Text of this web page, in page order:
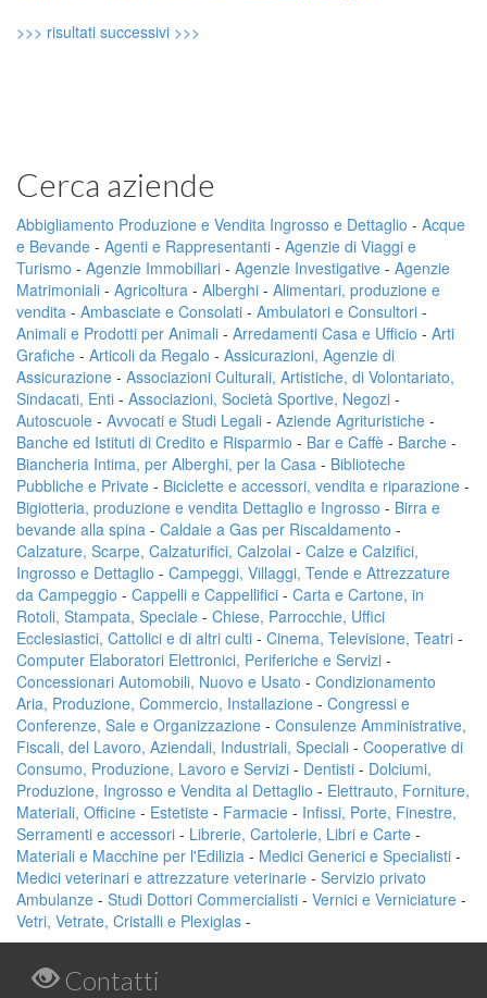
>>> risultati successivi >>>
Cerca aziende
Abbigliamento Produzione e Vendita Ingrosso e Dettaglio - Acque
e Bevande - Agenti e Rappresentanti - Agenzie di Viaggi e
Turismo - Agenzie Immobiliari - Agenzie Investigative - Agenzie
Matrimoniali - Agricoltura - Alberghi - Alimentari, produzione e
vendita - Ambasciate e Consolati - Ambulatori e Consultori -
Animali e Prodotti per Animali - Arredamenti Casa e Ufficio - Arti
Grafiche - Articoli da Regalo - Assicurazioni, Agenzie di
Assicurazione - Associazioni Culturali, Artistiche, di Volontariato,
Sindacati, Enti - Associazioni, Società Sportive, Negozi -
Autoscuole - Avvocati e Studi Legali - Aziende Agrituristiche -
Banche ed Istituti di Credito e Risparmio - Bar e Caffè - Barche -
Biancheria Intima, per Alberghi, per la Casa - Biblioteche
Pubbliche e Private - Biciclette e accessori, vendita e riparazione -
Bigiotteria, produzione e vendita Dettaglio e Ingrosso - Birra e
bevande alla spina - Caldaie a Gas per Riscaldamento -
Calzature, Scarpe, Calzaturifici, Calzolai - Calze e Calzifici,
Ingrosso e Dettaglio - Campeggi, Villaggi, Tende e Attrezzature
da Campeggio - Cappelli e Cappellifici - Carta e Cartone, in
Rotoli, Stampata, Speciale - Chiese, Parrocchie, Uffici
Ecclesiastici, Cattolici e di altri culti - Cinema, Televisione, Teatri -
Computer Elaboratori Elettronici, Periferiche e Servizi -
Concessionari Automobili, Nuovo e Usato - Condizionamento
Aria, Produzione, Commercio, Installazione - Congressi e
Conferenze, Sale e Organizzazione - Consulenze Amministrative,
Fiscali, del Lavoro, Aziendali, Industriali, Speciali - Cooperative di
Consumo, Produzione, Lavoro e Servizi - Dentisti - Dolciumi,
Produzione, Ingrosso e Vendita al Dettaglio - Elettrauto, Forniture,
Materiali, Officine - Estetiste - Farmacie - Infissi, Porte, Finestre,
Serramenti e accessori - Librerie, Cartolerie, Libri e Carte -
Materiali e Macchine per l'Edilizia - Medici Generici e Specialisti -
Medici veterinari e attrezzature veterinarie - Servizio privato
Ambulanze - Studi Dottori Commercialisti - Vernici e Verniciature -
Vetri, Vetrate, Cristalli e Plexiglas -
Contatti